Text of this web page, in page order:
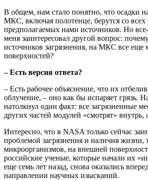
В общем, нам стало понятно, что осадки
МКС, включая полотенце, берутся со всех
предполагаемых нами источников. Но
меня заинтересовал другой вопрос:
источников загрязнения, на МКС все еще
поверхностей?
– Есть версия ответа?
– Есть рабочее объяснение, что их
облучение, – оно как бы испаряет грязь.
натолкнул один факт: все загрязненные
других частей модулей «смотрят»
Интересно, что в NASA только сейчас
проблемой загрязнения и наличия жизни,
микроорганизмов, на внешней
российские ученые, которые начали их
еще семь лет назад, снова оказались
направлении научных изысканий.